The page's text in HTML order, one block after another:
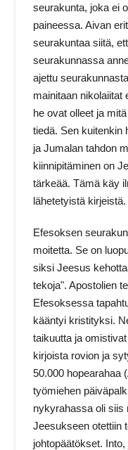
seurakunta, joka ei
paineessa. Aivan
seurakuntaa siitä,
seurakunnassa
ajettu
mainitaan nikolaiitat
he ovat olleet ja
tiedä. Sen kuitenkin
ja Jumalan tahdon
kiinnipitäminen on
tärkeää. Tämä käy
lähetetyistä kirjeistä.
Efesoksen
moitetta. Se on
siksi Jeesus
tekoja". Apostolien
Efesoksessa
kääntyi kristityksi.
taikuutta ja
kirjoista rovion ja
50.000 hopearahaa
työmiehen
nykyrahassa oli siis
Jeesukseen otettiin
johtopäätökset.